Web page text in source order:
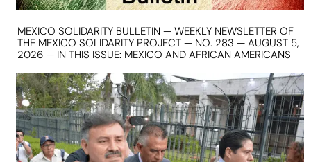
MEXICO SOLIDARITY BULLETIN — WEEKLY NEWSLETTER OF
THE MEXICO SOLIDARITY PROJECT — NO. 283 — AUGUST 5,
2026 — IN THIS ISSUE: MEXICO AND AFRICAN AMERICANS